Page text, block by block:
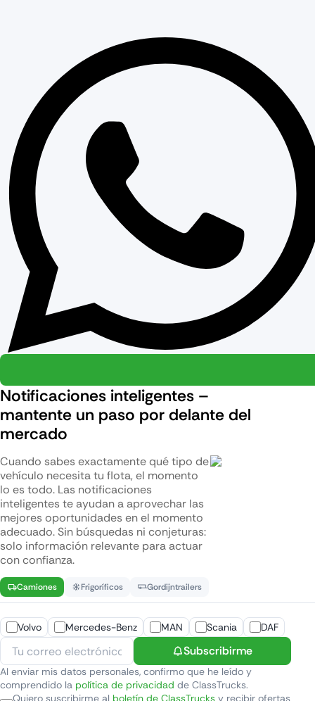
Notificaciones inteligentes –
mantente un paso por delante del
mercado
Cuando sabes exactamente qué tipo de
vehículo necesita tu flota, el momento
lo es todo. Las notificaciones
inteligentes te ayudan a aprovechar las
mejores oportunidades en el momento
adecuado. Sin búsquedas ni conjeturas:
solo información relevante para actuar
con confianza.
Camiones Frigoríficos Gordijntrailers
Volvo Mercedes-Benz MAN Scania DAF
Subscribirme
Al enviar mis datos personales, confirmo que he leído y
comprendido la política de privacidad de ClassTrucks.
Quiero suscribirme al boletín de ClassTrucks y recibir ofertas